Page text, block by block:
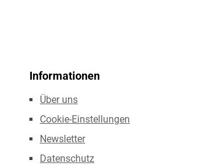
Informationen
Über uns
Cookie-Einstellungen
Newsletter
Datenschutz